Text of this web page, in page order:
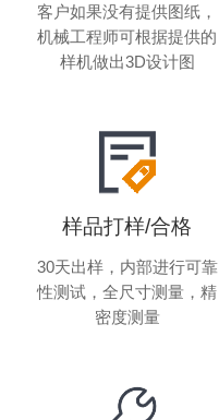
客户如果没有提供图纸，
机械工程师可根据提供的
样机做出3D设计图
样品打样/合格
30天出样，内部进行可靠
性测试，全尺寸测量，精
密度测量